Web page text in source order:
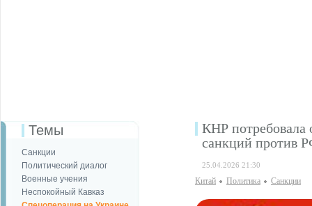
Темы
Санкции
Политический диалог
Военные учения
Неспокойный Кавказ
КНР потребовала
санкций против
25.04.2026 21:30
Китай Политика Санкции